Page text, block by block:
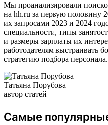
Мы проанализировали
на hh.ru за первую половину
их запросами 2023 и 2024
специальности, типы
и размеры зарплаты их
работодателям выстраивать
стратегию подбора персонала.
Татьяна Порубова
автор статей
Самые